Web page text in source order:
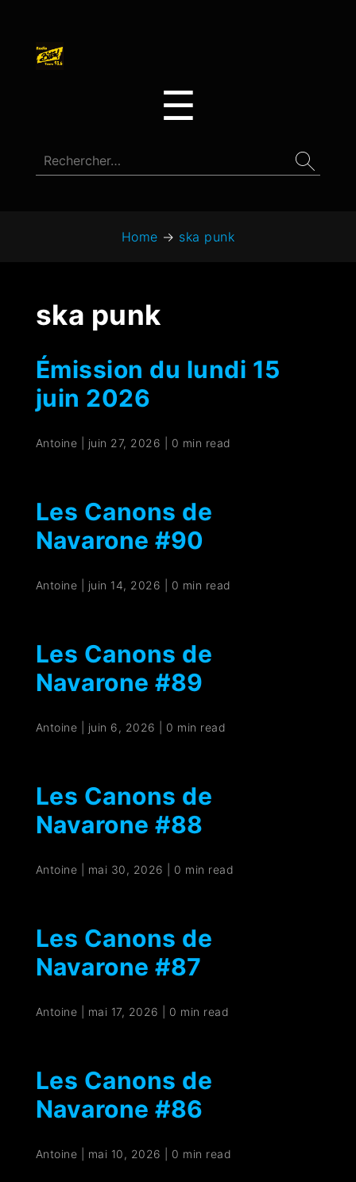
☰
Home → ska punk
ska punk
Émission du lundi 15
juin 2026
Antoine juin 27, 2026 0 min read
Les Canons de
Navarone #90
Antoine juin 14, 2026 0 min read
Les Canons de
Navarone #89
Antoine juin 6, 2026 0 min read
Les Canons de
Navarone #88
Antoine mai 30, 2026 0 min read
Les Canons de
Navarone #87
Antoine mai 17, 2026 0 min read
Les Canons de
Navarone #86
Antoine mai 10, 2026 0 min read